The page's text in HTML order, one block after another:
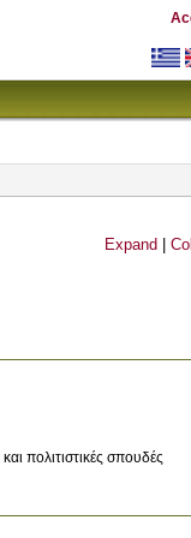
Expand
πολιτιστικές σπουδές